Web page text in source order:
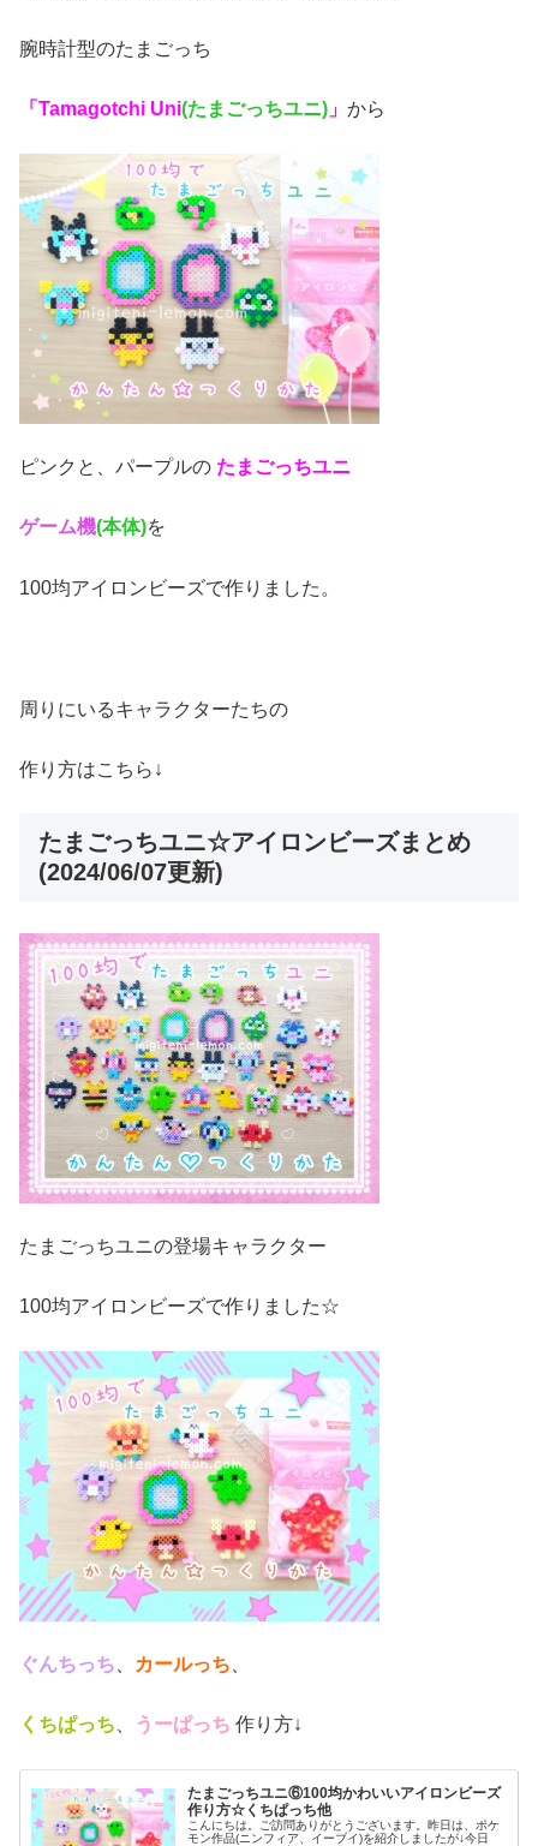
腕時計型のたまごっち
「Tamagotchi Uni(たまごっちユニ) 」 から
ピンクと、パープルの たまごっちユニ
ゲーム機(本体)を
100均アイロンビーズで作りました。
周りにいるキャラクターたちの
作り方はこちら↓
たまごっちユニ☆アイロンビーズまとめ
(2024/06/07更新)
たまごっちユニの登場キャラクター
100均アイロンビーズで作りました☆
ぐんちっち カールっち
くちぱっち、 うーぱっち 作り方↓
たまごっちユニ⑥100均かわいいアイロンビーズ
作り方☆くちぱっち他
こんにちは。ご訪問ありがとうございます。昨日は、ポケ
モン作品(ニンフィア、イーブイ)を紹介しましたが↓今日